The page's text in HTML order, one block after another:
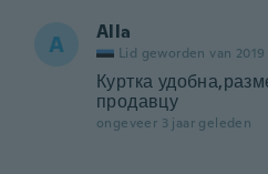
A Alla
Lid geworden van 2019
Куртка
продавцу
ongeveer 3 jaar geleden